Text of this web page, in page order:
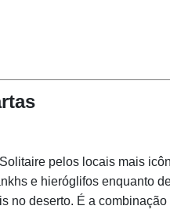
pelos locais mais
e hieróglifos enquanto
no deserto. É a